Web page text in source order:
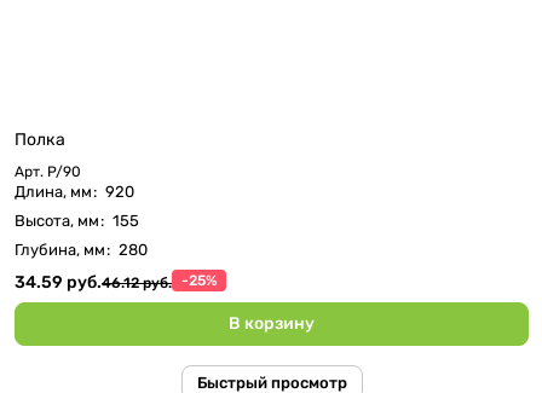
Полка
Арт. P/90
Длина, мм: 920
Высота, мм: 155
Глубина, мм: 280
34.59 руб.46.12 руб. -25%
В корзину
Быстрый просмотр